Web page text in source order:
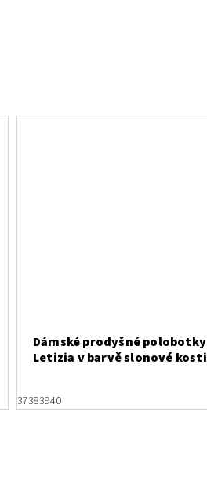
Dámské prodyšné polobotky
Letizia v barvě slonové kosti
37383940